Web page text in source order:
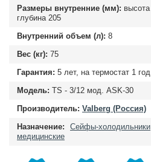
Размеры внутренние (мм): высота
глубина 205
Внутренний объем (л): 8
Вес (кг): 75
Гарантия: 5 лет, на термостат 1 год
Модель: TS - 3/12 мод. ASK-30
Производитель: Valberg (Россия)
Назначение:
Сейфы-холодильники
медицинские